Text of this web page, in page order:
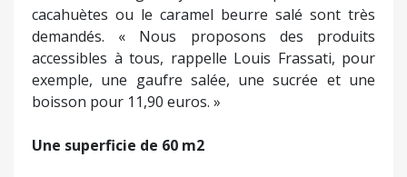
cacahuètes ou le caramel beurre salé sont très
demandés. « Nous proposons des produits
accessibles à tous, rappelle Louis Frassati, pour
exemple, une gaufre salée, une sucrée et une
boisson pour 11,90 euros. »
Une superficie de 60 m2